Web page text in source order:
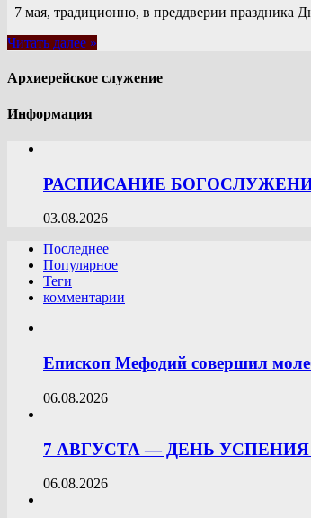
7 мая, традиционно, в преддверии
Читать далее »
Архиерейское служение
Информация
РАСПИСАНИЕ
03.08.2026
Последнее
Популярное
Теги
комментарии
Епископ Мефодий совершил
06.08.2026
7 АВГУСТА — ДЕНЬ
06.08.2026